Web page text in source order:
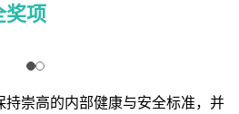
奖项
持崇高的内部健康与安全标准，并